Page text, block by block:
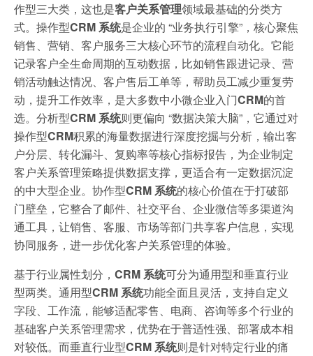
作型三大类，这也是客户关系管理领域最基础的分类方
式。操作型CRM 系统是企业的 “业务执行引擎”，核心聚焦
销售、营销、客户服务三大核心环节的流程自动化。它能
记录客户全生命周期的互动数据，比如销售跟进记录、营
销活动触达情况、客户售后工单等，帮助员工减少重复劳
动，提升工作效率，是大多数中小微企业入门CRM的首
选。分析型CRM 系统则更偏向 “数据决策大脑”，它通过对
操作型CRM积累的海量数据进行深度挖掘与分析，输出客
户分层、转化漏斗、复购率等核心指标报告，为企业制定
客户关系管理策略提供数据支撑，更适合有一定数据沉淀
的中大型企业。协作型CRM 系统的核心价值在于打破部
门壁垒，它整合了邮件、社交平台、企业微信等多渠道沟
通工具，让销售、客服、市场等部门共享客户信息，实现
协同服务，进一步优化客户关系管理的体验。
基于行业属性划分， CRM 系统可分为通用型和垂直行业
型两类。通用型CRM 系统功能全面且灵活，支持自定义
字段、工作流，能够适配零售、电商、咨询等多个行业的
基础客户关系管理需求，优势在于普适性强、部署成本相
对较低。而垂直行业型CRM 系统则是针对特定行业的痛